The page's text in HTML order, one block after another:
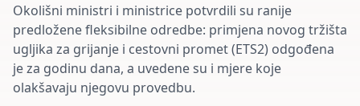
Okolišni ministri i ministrice potvrdili su ranije
predložene fleksibilne odredbe: primjena novog tržišta
ugljika za grijanje i cestovni promet (ETS2) odgođena
je za godinu dana, a uvedene su i mjere koje
olakšavaju njegovu provedbu.